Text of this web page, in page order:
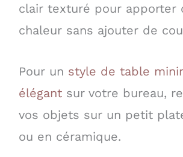
clair texturé pour apporter
chaleur sans ajouter de
Pour un style de table
élégantsur votre bureau,
vos objets sur un petit
ou en céramique.